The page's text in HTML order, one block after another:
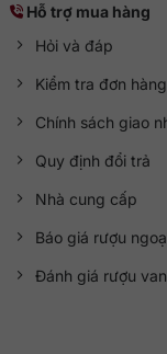
Hỗ trợ mua hàng
Hỏi và đáp
Kiểm tra đơn hàng
Chính sách giao
Quy định đổi trả
Nhà cung cấp
Báo giá rượu
Đánh giá rượu